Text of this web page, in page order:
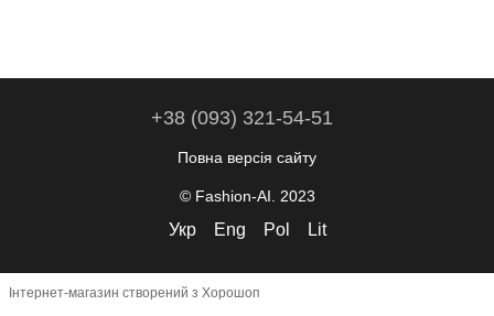
+38 (093) 321-54-51
Повна версія сайту
© Fashion-AI. 2023
Укр Eng Pol Lit
Інтернет-магазин створений з Хорошоп